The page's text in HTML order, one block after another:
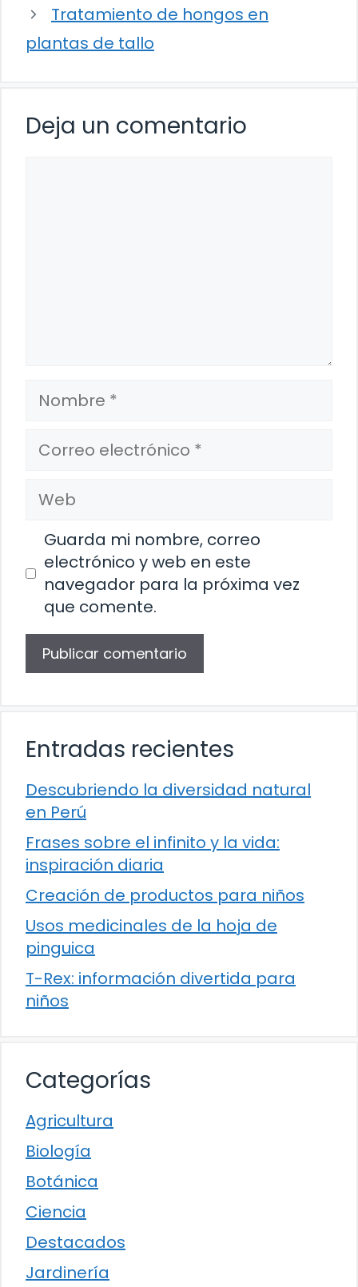
Tratamiento de hongos en
plantas de tallo
Deja un comentario
Nombre
Correo
electrónico
Web
Guarda mi nombre, correo
electrónico y web en este
navegador para la próxima vez
que comente.
Entradas recientes
Descubriendo la diversidad natural
en Perú
Frases sobre el infinito y la vida:
inspiración diaria
Creación de productos para niños
Usos medicinales de la hoja de
pinguica
T-Rex: información divertida para
niños
Categorías
Agricultura
Biología
Botánica
Ciencia
Destacados
Jardinería